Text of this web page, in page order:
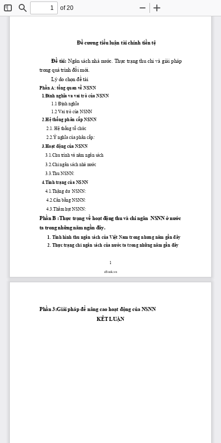
ToggleFind
of 20
Zoom
1
Đề cương tiểu luận tài chính tiền tệ
Đề tài: Ngân sách nhà nước. Thực trạng thu chi và giải pháp
trong quá trình đổi mới.
Lý do chọn đề tài
Phần A: tổng quan về NSNN
1.Đinh nghĩa va vai trò của NSNN
1.1 Định nghĩa
1.2 Vai trò của NSNN
2.Hệ thống phân cấp NSNN
      2.1.
Hệ thống tổ chức
      2.2.Ý
nghĩa của phân cấp:
3.Hoạt động của NSNN
     3.1.Chu trình và
năm ngân sách
     3.2.Chi ngân sách nhà
nước
     3.3.Thu NSNN:
  4.Tình
trạng của NSNN
4.1.Thặng dư
  NSNN:
      4.2.Cân
bằng NSNN:
      4.3.Thâm
hụt NSNN:
Phần B :Thực trạng về hoạt động thu và chi ngân  NSNN ở nước
ta trong những năm ngần đây.
       1. Tình hình thu ngân sách
của Việt Nam trong nhưng năm gần đây
       2.
Thực trạng chi ngân sách của nước ta trong những năm gần đây
zBook.vn
Phần 3:Giải pháp để nâng cao hoạt động của NSNN
KÊT LUẬN